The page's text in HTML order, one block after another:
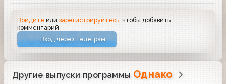
Войдите илизарегистрируйтесь , чтобы добавить
комментарий
Вход через Телеграм
Другие выпуски программы Однако